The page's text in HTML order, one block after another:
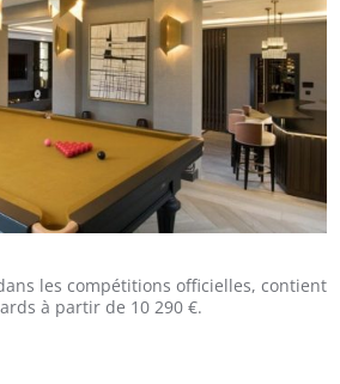
les compétitions officielles, contient
à partir de 10 290 €.